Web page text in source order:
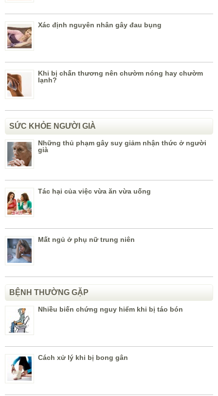
Xác định nguyên nhân gây đau bụng
Khi bị chấn thương nên chườm nóng hay chườm
lạnh?
SỨC KHỎE NGƯỜI GIÀ
Những thủ phạm gây suy giảm nhận thức ở người
già
Tác hại của việc vừa ăn vừa uống
Mất ngủ ở phụ nữ trung niên
BỆNH THƯỜNG GẶP
Nhiều biến chứng nguy hiểm khi bị táo bón
Cách xử lý khi bị bong gân